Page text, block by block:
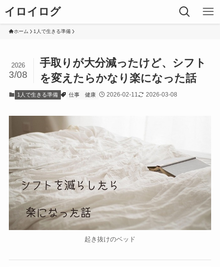
イロイログ
ホーム 1人で生きる準備
手取りが大分減ったけど、シフト
を変えたらかなり楽になった話
2026
3/08
1人で生きる準備 仕事 健康 2026-02-11 2026-03-08
起き抜けのベッド